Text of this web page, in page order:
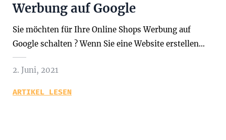
Werbung auf Google
Sie möchten für Ihre Online Shops Werbung auf
Google schalten ? Wenn Sie eine Website erstellen…
2. Juni, 2021
ARTIKEL LESEN